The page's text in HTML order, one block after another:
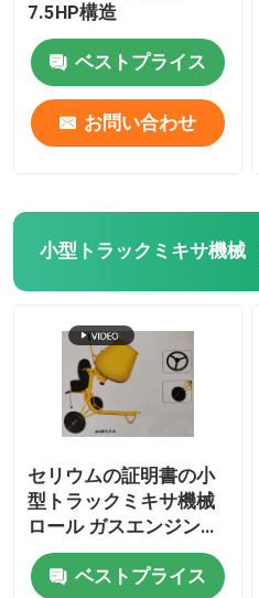
庭の工作機械
土木機械
7.5HP構造
ベストプライス
お問い合わせ
小型トラックミキサ機械
セリウムの証明書の小
型トラックミキサ機械
ロール ガスエンジンの
コンクリートミキサー
車
ベストプライス